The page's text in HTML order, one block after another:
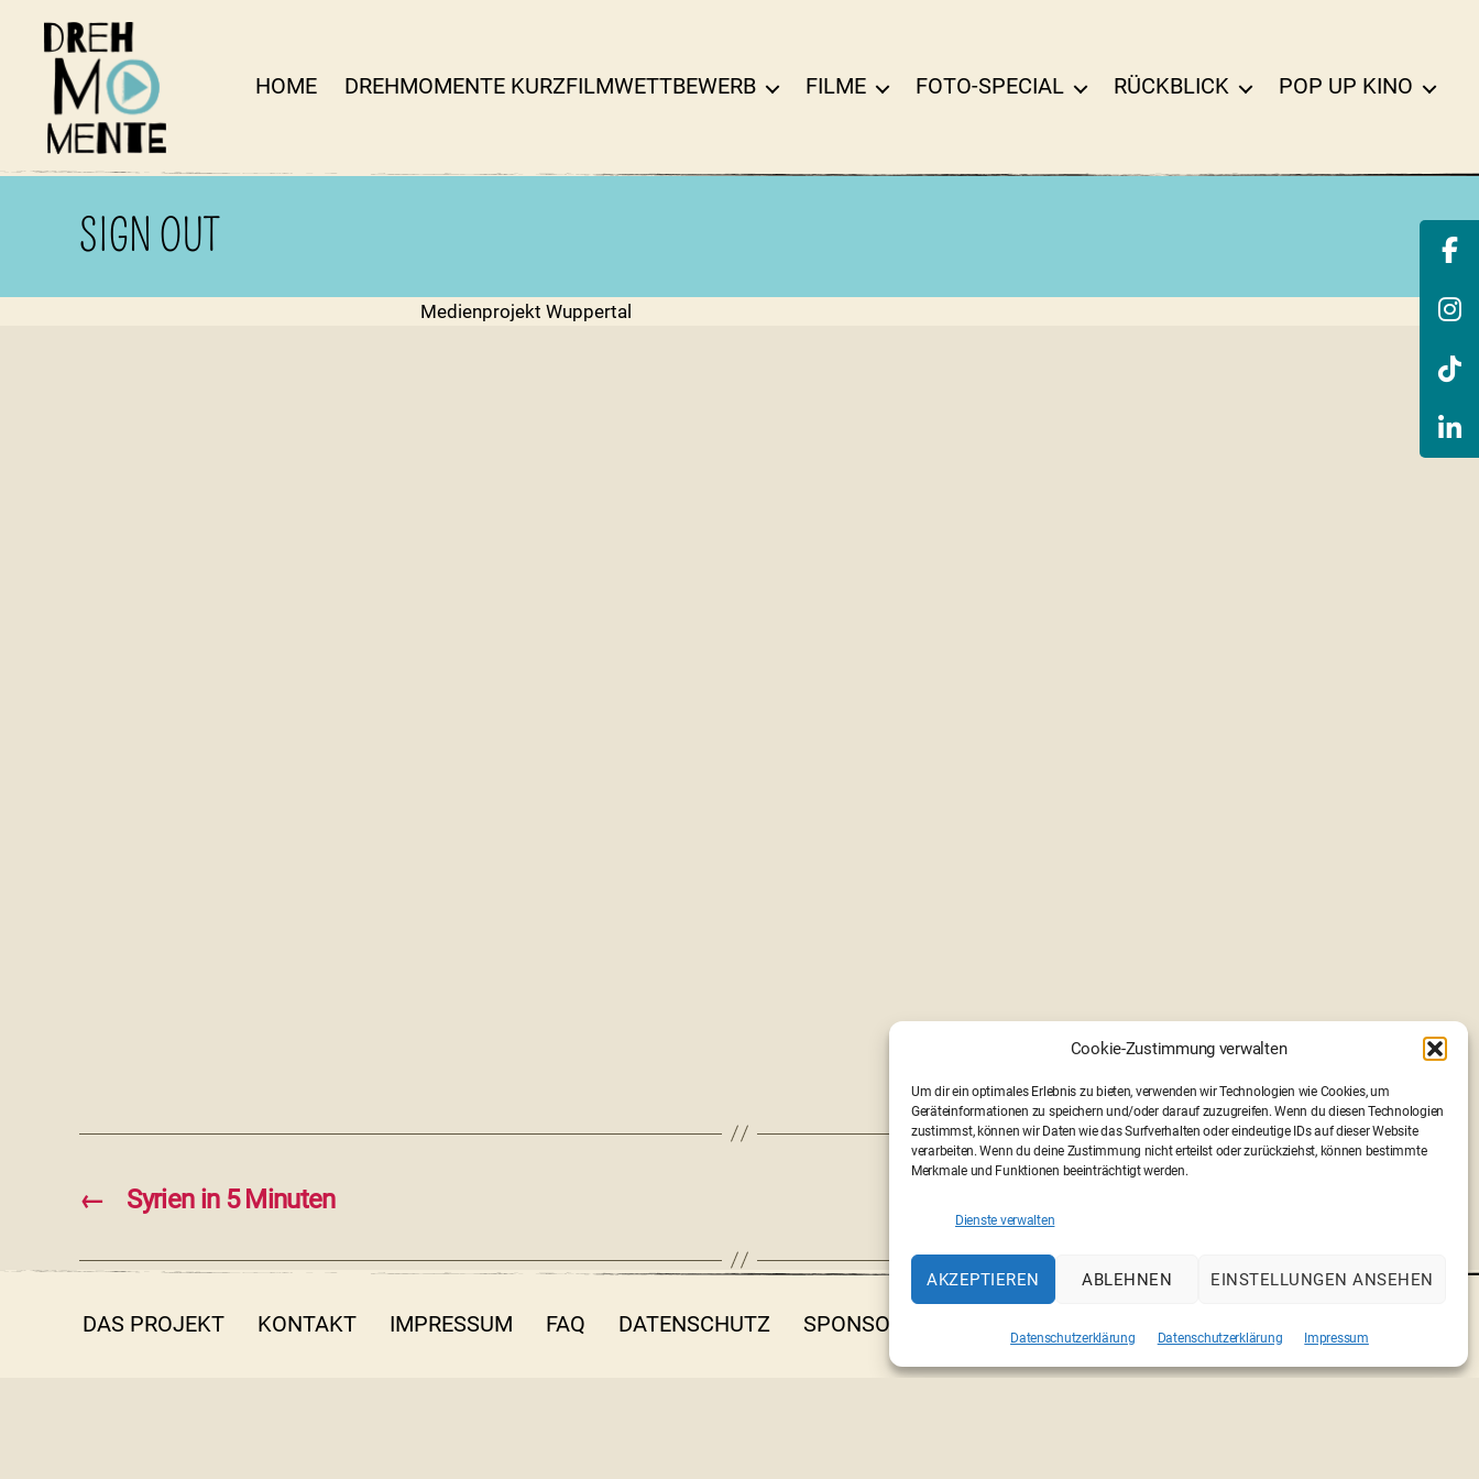
Cookie-Zustimmung verwalten
Um dir ein optimales Erlebnis zu bieten, verwenden wir Technologien wie Cookies, um
Geräteinformationen zu speichern und/oder darauf zuzugreifen. Wenn du diesen Technologien
zustimmst, können wir Daten wie das Surfverhalten oder eindeutige IDs auf dieser Website
verarbeiten. Wenn du deine Zustimmung nicht erteilst oder zurückziehst, können bestimmte
Merkmale und Funktionen beeinträchtigt werden.
Dienste verwalten
AKZEPTIEREN ABLEHNEN EINSTELLUNGEN ANSEHEN
Datenschutzerklärung Datenschutzerklärung Impressum
HOME DREHMOMENTE KURZFILMWETTBEWERB FILME FOTO-SPECIAL RÜCKBLICK POP UP KINO
SIGN OUT
Medienprojekt Wuppertal
← Syrien in 5 Minuten
DAS PROJEKT KONTAKT IMPRESSUM FAQ DATENSCHUTZ SPONSOREN